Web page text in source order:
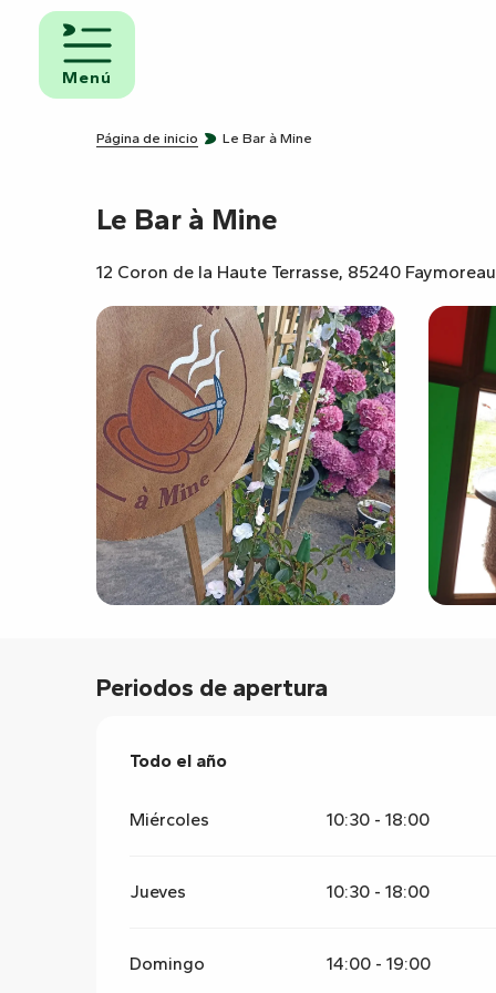
contenu
principal
Menú
Página de inicio Le Bar à Mine
Le Bar à Mine
12 Coron de la Haute Terrasse, 85240 Faymoreau
Periodos de apertura
Todo el año
Todo el año
Miércoles 10:30 - 18:00
Jueves 10:30 - 18:00
Domingo 14:00 - 19:00